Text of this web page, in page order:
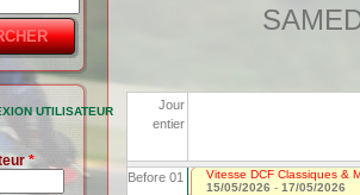
UTILISATEUR
*
Jour
entier
Before 01
Vitesse DCF Classiques &
15/05/2026 - 17/05/2026